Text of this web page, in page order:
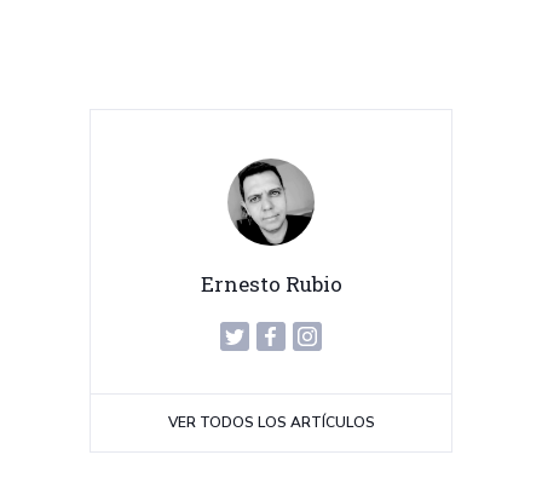
Ernesto Rubio
VER TODOS LOS ARTÍCULOS